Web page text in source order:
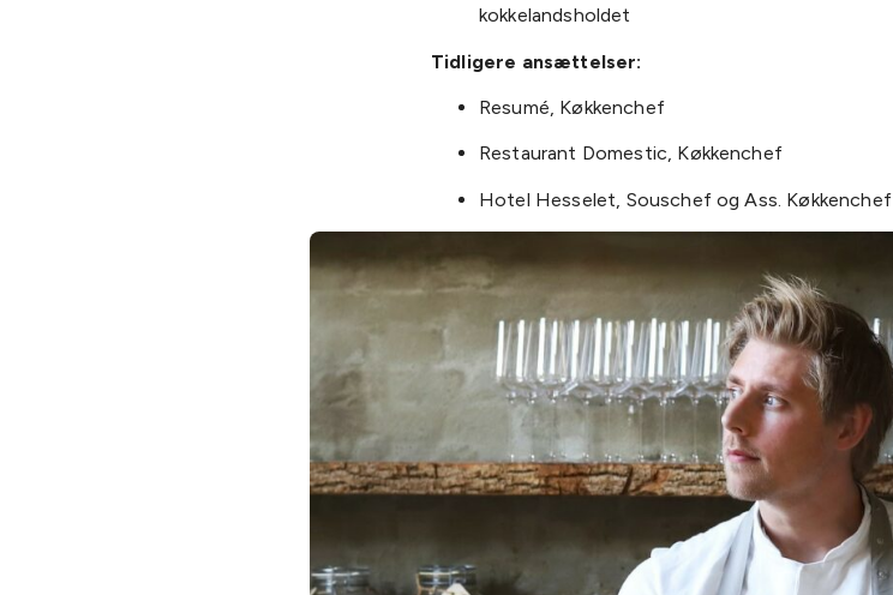
kokkelandsholdet
Tidligere ansættelser:
Resumé, Køkkenchef
Restaurant Domestic, Køkkenchef
Hotel Hesselet, Souschef og Ass. Køkkenchef